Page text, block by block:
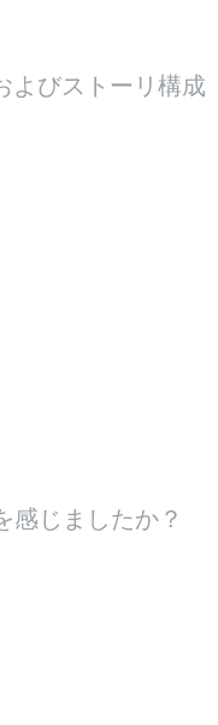
よびストーリ構成
感じましたか？